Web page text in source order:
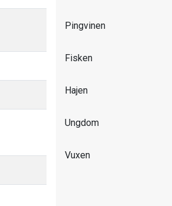
Pingvinen
Fisken
Hajen
Ungdom
Vuxen